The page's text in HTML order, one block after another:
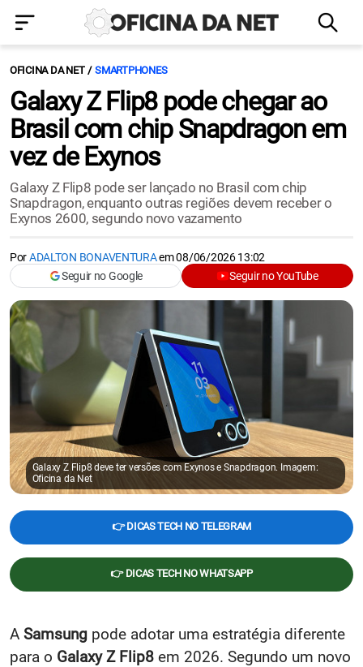
OFICINA DA NET SMARTPHONES
Galaxy Z Flip8 pode chegar ao
Brasil com chip Snapdragon em
vez de Exynos
Galaxy Z Flip8 pode ser lançado no Brasil com chip
Snapdragon, enquanto outras regiões devem receber o
Exynos 2600, segundo novo vazamento
PorADALTON BONAVENTURAem08/06/2026 13:02
Seguir no Google
Seguir no YouTube
Galaxy Z Flip8 deve ter versões com Exynos e Snapdragon. Imagem:
Oficina da Net
👉 DICAS TECH NO TELEGRAM
👉 DICAS TECH NO WHATSAPP
A Samsung pode adotar uma estratégia diferente
para o Galaxy Z Flip8 em 2026. Segundo um novo